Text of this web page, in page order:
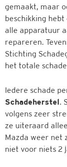
gemaakt, maar
beschikking
alle apparatuur
repareren.
Stichting
het totale
Iedere schade
Schadeherstel.
volgens zeer
ze uiteraard
Mazda weer net
niet voor niets 2